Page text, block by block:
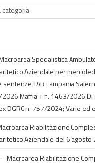
categoria
Specialistica
Aziendale per
sentenze TAR Campania
Maffia + n. 1463/2026 Di
DGRC n. 757/2024; Varie ed
Riabilitazione
Aziendale del 6 agosto
– Macroarea Riabilitazione